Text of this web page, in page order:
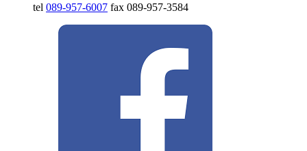
tel 089-957-6007 fax 089-957-3584